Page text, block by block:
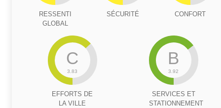
RESSENTI
GLOBAL
SÉCURITÉ CONFORT
C
3.83
EFFORTS DE
LA VILLE
B
3.92
SERVICES ET
STATIONNEMENT